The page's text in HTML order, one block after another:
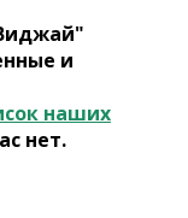
и
наших
нет.